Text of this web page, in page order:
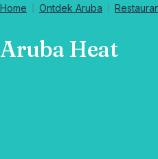
Home Ontdek Aruba
Aruba Heat